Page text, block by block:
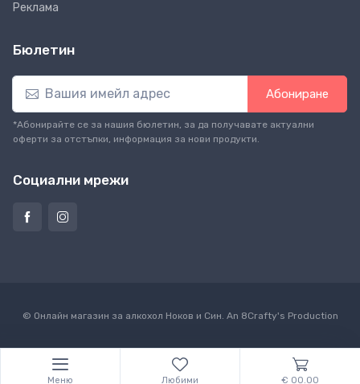
Реклама
Бюлетин
Абониране
*Абонирайте се за нашия бюлетин, за да получавате актуални
оферти за отстъпки, информация за нови продукти.
Социални мрежи
© Онлайн магазин за алкохол Ноков и Син. An 8Crafty's Production
Меню Любими € 00.00